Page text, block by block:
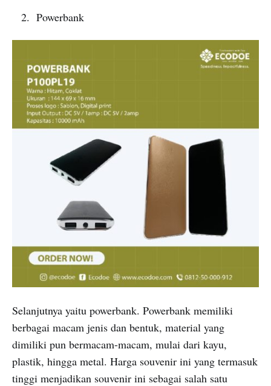
Powerbank
Selanjutnya yaitu powerbank. Powerbank memiliki
berbagai macam jenis dan bentuk, material yang
dimiliki pun bermacam-macam, mulai dari kayu,
plastik, hingga metal. Harga souvenir ini yang termasuk
tinggi menjadikan souvenir ini sebagai salah satu